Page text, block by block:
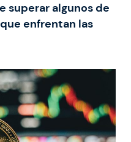
superar algunos de
enfrentan las